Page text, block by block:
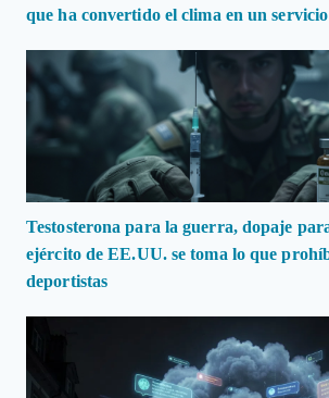
que ha convertido el clima en un servicio
Testosterona para la guerra, dopaje
ejército de EE.UU. se toma lo que
deportistas